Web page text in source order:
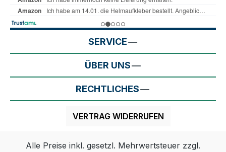
SERVICE
ÜBER UNS
RECHTLICHES
VERTRAG WIDERRUFEN
Alle Preise inkl. gesetzl. Mehrwertsteuer zzgl.